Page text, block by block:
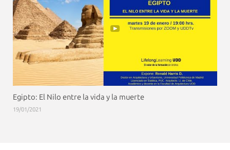
Egipto: El Nilo entre la vida y la muerte
19/01/2021